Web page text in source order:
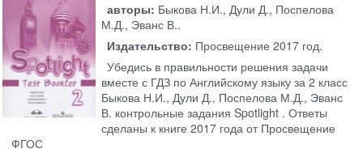
авторы: Быкова Н.И., Дули Д., Поспелова
М.Д., Эванс В..
Издательство: Просвещение 2017 год.
Убедись в правильности решения задачи
вместе с ГДЗ по Английскому языку за 2 класс
Быкова Н.И., Дули Д., Поспелова М.Д., Эванс
В. контрольные задания Spotlight . Ответы
сделаны к книге 2017 года от Просвещение
ФГОС